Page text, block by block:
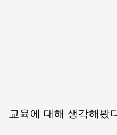
교육에 대해 생각해봤